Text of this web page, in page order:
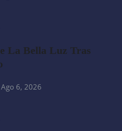
La Bella Luz Tras
Ago 6, 2026